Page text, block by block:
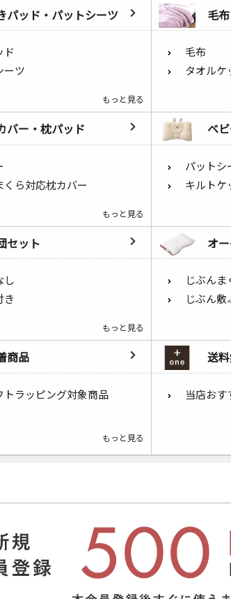
パッド・パットシーツ
ド
ーツ
もっと見る
毛
毛布
タオルケ
バー・枕パッド
くら対応枕カバー
もっと見る
ベ
パットシ
キルトケ
セット
し
き
もっと見る
オ
じぶん
じぶん
商品
トラッピング対象商品
もっと見る
送
当店おす